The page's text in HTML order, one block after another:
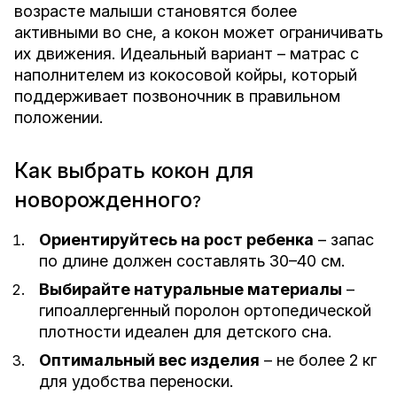
возрасте малыши становятся более
активными во сне, а кокон может ограничивать
их движения. Идеальный вариант – матрас с
наполнителем из кокосовой койры, который
поддерживает позвоночник в правильном
положении.
Как выбрать кокон для
новорожденного?
Ориентируйтесь на рост ребенка – запас
по длине должен составлять 30–40 см.
Выбирайте натуральные материалы –
гипоаллергенный поролон ортопедической
плотности идеален для детского сна.
Оптимальный вес изделия – не более 2 кг
для удобства переноски.